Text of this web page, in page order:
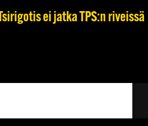
ei jatka TPS:n riveissä